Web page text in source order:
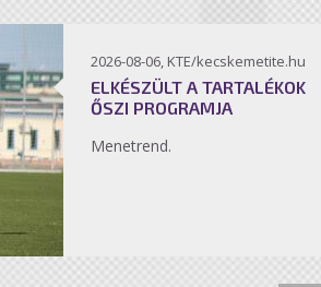
2026-08-06, KTE/kecskemetite.hu
ELKÉSZÜLT A TARTALÉKOK
ŐSZI PROGRAMJA
Menetrend.